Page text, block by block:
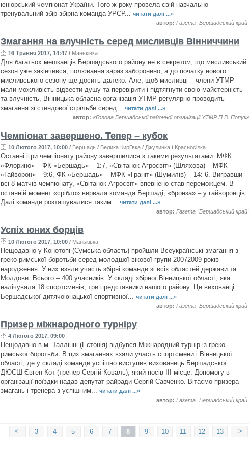
юніорський чемпіонат України. Того ж року провела свій навчально-
тренувальний збір збірна команда УРСР... читати далі ...»
автор: Газета "Бершадський край"
Змагання на влучність серед мисливців Вінниччини
16 Травня 2017, 14:47 / Маньківка
Для багатьох мешканців Бершадського району не є секретом, що мисливський
сезон уже закінчився, полювання зараз заборонено, а до початку нового
мисливського сезону ще досить далеко. Але, щоб мисливці – члени УТМР
мали можливість відвести душу та перевірити і підтягнути свою майстерність
та влучність, Вінницька обласна організація УТМР регулярно проводить
змагання зі стендової стрільби серед... читати далі ...»
автор: «Голова Бершадської районної організації УТМР П.В. Попук»
Чемпіонат завершено. Тепер – кубок
10 Лютого 2017, 10:00 / Бершадь / Велика Киріївка / Джулинка / Красносілка
Останні ігри чемпіонату району завершилися з такими результатами: МФК
«Флорино» – ФК «Бершадь» – 1:7, «Світанок-Агросвіт» (Шляхова) – МФК
«Гайворон» – 9:6, ФК «Бершадь» – МФК «Граніт» (Шумилів) – 14: 6. Вигравши
всі 8 матчів чемпіонату, «Світанок-Агросвіт» впевнено став переможцем. В
останній момент «срібло» вирвала команда Бершаді, «бронза» – у гайворонців.
Далі команди розташувалися таким... читати далі ...»
автор: Газета "Бершадський край"
Успіх юних борців
10 Лютого 2017, 10:00 / Маньківка
Нещодавно у Конотопі (Сумська область) пройшли Всеукраїнські змагання з
греко-римської боротьби серед молодшої вікової групи 20072009 років
народження. У них взяли участь збірні команди зі всіх областей держави та
Молдови. Всього – 400 учасників. У складі збірної Вінницької області, яка
налічувала 18 спортсменів, три представники нашого району. Це вихованці
Бершадської дитячоюнацької спортивної... читати далі ...»
автор: Газета "Бершадський край"
Призер міжнародного турніру
4 Лютого 2017, 09:00
Нещодавно в м. Таллінні (Естонія) відбувся Міжнародний турнір із греко-
римської боротьби. В цих змаганнях взяли участь спортсмени і Вінницької
області, де у складі команди успішно виступив вихованець Бершадської
ДЮСШ Євген Кот (тренер Сергій Коваль), який посів ІІІ місце. Допомогу в
організації поїздки надав депутат райради Сергій Савченко. Вітаємо призера
змагань і тренера з успішним... читати далі ...»
автор: Газета "Бершадський край"
>
13
12
11
10
9
8
7
6
5
4
3
<